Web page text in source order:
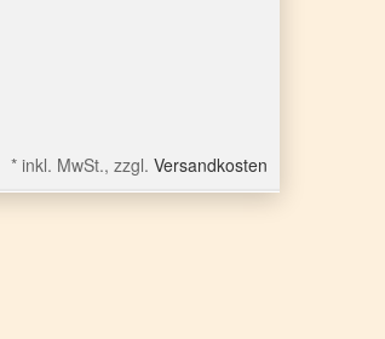
* inkl. MwSt., zzgl. Versandkosten